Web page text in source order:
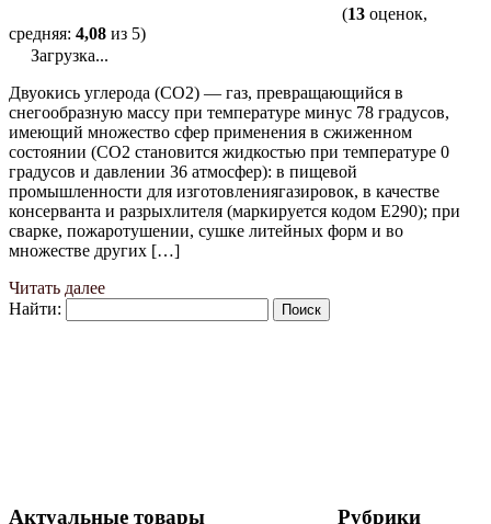
(13 оценок,
средняя: 4,08 из 5)
Загрузка...
Двуокись углерода (СО2) — газ, превращающийся в
снегообразную массу при температуре минус 78 градусов,
имеющий множество сфер применения в сжиженном
состоянии (СО2 становится жидкостью при температуре 0
градусов и давлении 36 атмосфер): в пищевой
промышленности для изготовлениягазировок, в качестве
консерванта и разрыхлителя (маркируется кодом Е290); при
сварке, пожаротушении, сушке литейных форм и во
множестве других […]
Читать далее
Найти:
Актуальные товары Рубрики